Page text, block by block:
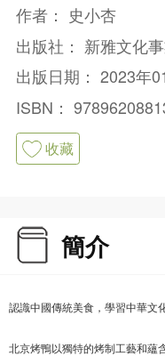
作者： 史小杏
出版社： 新雅文化
出版日期： 2023年
ISBN：
收藏
簡介
認識中國傳統美食，學習中華文化
北京烤鴨以獨特的烤制工藝和蘊